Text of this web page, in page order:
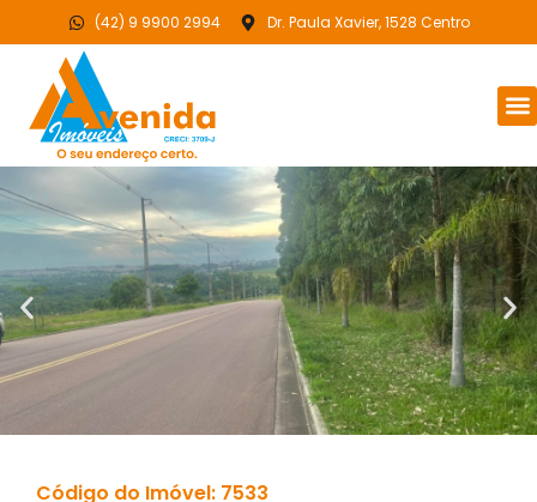
(42) 9 9900 2994 Dr. Paula Xavier, 1528 Centro
Código do Imóvel: 7533